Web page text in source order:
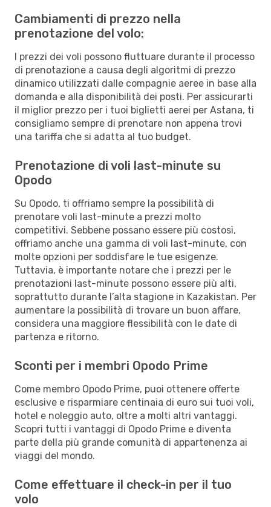
Cambiamenti di prezzo nella
prenotazione del volo:
I prezzi dei voli possono fluttuare durante il processo
di prenotazione a causa degli algoritmi di prezzo
dinamico utilizzati dalle compagnie aeree in base alla
domanda e alla disponibilità dei posti. Per assicurarti
il miglior prezzo per i tuoi biglietti aerei per Astana, ti
consigliamo sempre di prenotare non appena trovi
una tariffa che si adatta al tuo budget.
Prenotazione di voli last-minute su
Opodo
Su Opodo, ti offriamo sempre la possibilità di
prenotare voli last-minute a prezzi molto
competitivi. Sebbene possano essere più costosi,
offriamo anche una gamma di voli last-minute, con
molte opzioni per soddisfare le tue esigenze.
Tuttavia, è importante notare che i prezzi per le
prenotazioni last-minute possono essere più alti,
soprattutto durante l’alta stagione in Kazakistan. Per
aumentare la possibilità di trovare un buon affare,
considera una maggiore flessibilità con le date di
partenza e ritorno.
Sconti per i membri Opodo Prime
Come membro Opodo Prime, puoi ottenere offerte
esclusive e risparmiare centinaia di euro sui tuoi voli,
hotel e noleggio auto, oltre a molti altri vantaggi.
Scopri tutti i vantaggi di Opodo Prime e diventa
parte della più grande comunità di appartenenza ai
viaggi del mondo.
Come effettuare il check-in per il tuo
volo